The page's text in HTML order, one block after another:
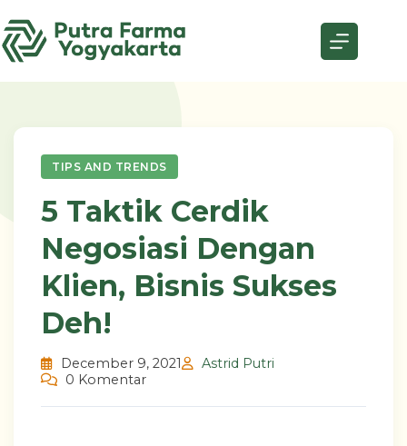
to
content
TIPS AND TRENDS
5 Taktik Cerdik
Negosiasi Dengan
Klien, Bisnis Sukses
Deh!
December 9, 2021
Astrid Putri
0 Komentar